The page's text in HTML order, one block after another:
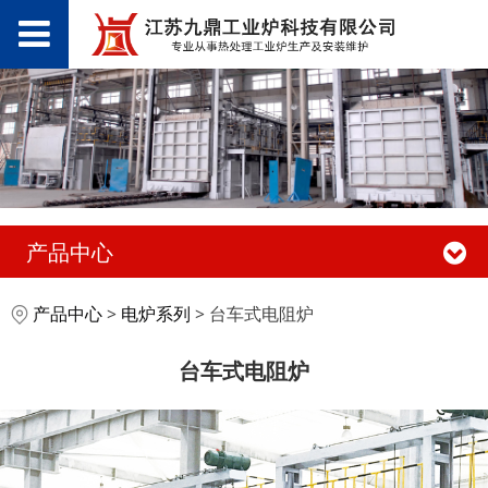
产品中心
台车式电阻炉
产品中心> 电炉系列 > 台车式电阻炉
台车式电阻炉